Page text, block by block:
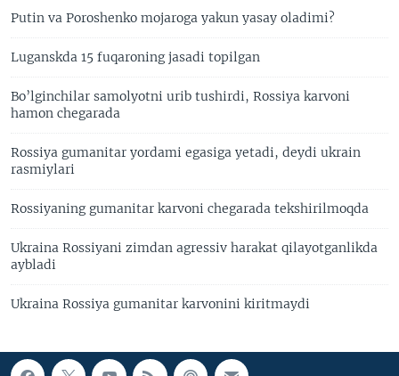
Putin va Poroshenko mojaroga yakun yasay oladimi?
Luganskda 15 fuqaroning jasadi topilgan
Bo’lginchilar samolyotni urib tushirdi, Rossiya karvoni
hamon chegarada
Rossiya gumanitar yordami egasiga yetadi, deydi ukrain
rasmiylari
Rossiyaning gumanitar karvoni chegarada tekshirilmoqda
Ukraina Rossiyani zimdan agressiv harakat qilayotganlikda
aybladi
Ukraina Rossiya gumanitar karvonini kiritmaydi